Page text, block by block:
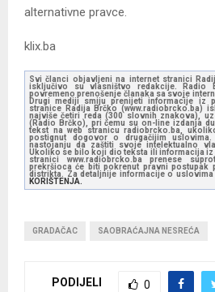
alternativne pravce.
klix.ba
Svi članci objavljeni na internet stranici
isključivo su vlasništvo redakcije. Radio
povremeno prenošenje članaka sa svoje
Drugi mediji smiju prenijeti informacije iz
stranice Radija Brčko (www.radiobrcko.ba)
najviše četiri reda (300 slovnih znakova),
(Radio Brčko), pri čemu su on-line izdanja
tekst na web stranicu radiobrcko.ba,
postignut dogovor o drugačijim
nastojanju da zaštiti svoje intelektualno
Ukoliko se bilo koji dio teksta ili informacija
stranici www.radiobrcko.ba prenese
prekršioca će biti pokrenut pravni postupak
distrikta. Za detaljnije informacije o
KORIŠTENJA.
GRADAČAC SAOBRAĆAJNA NESREĆA
PODIJELI 0